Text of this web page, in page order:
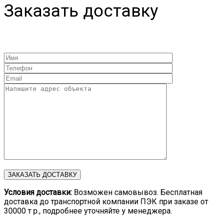
Заказать доставку
Условия доставки: Возможен самовывоз. Бесплатная
доставка до транспортной компании ПЭК при заказе от
30000 т р., подробнее уточняйте у менеджера.